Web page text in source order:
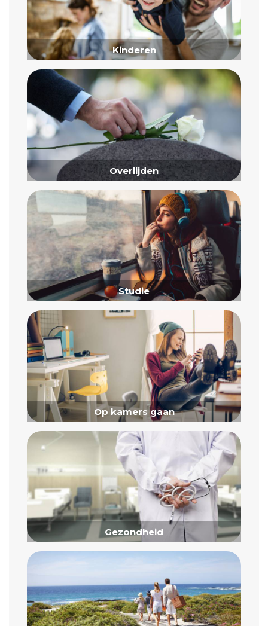
Kinderen
Overlijden
Studie
Op kamers gaan
Gezondheid